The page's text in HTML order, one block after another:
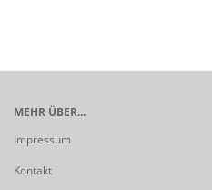
MEHR ÜBER...
Impressum
Kontakt